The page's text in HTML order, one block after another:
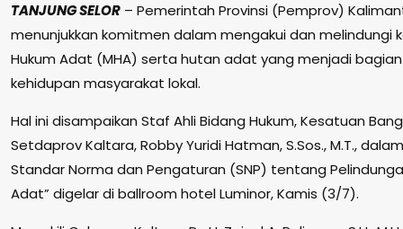
TANJUNG SELOR – Pemerintah Provinsi (Pemprov)
menunjukkan komitmen dalam mengakui dan melindungi
Hukum Adat (MHA) serta hutan adat yang menjadi
kehidupan masyarakat lokal.
Hal ini disampaikan Staf Ahli Bidang Hukum, Kesatuan
Setdaprov Kaltara, Robby Yuridi Hatman, S.Sos., M.T.,
Standar Norma dan Pengaturan (SNP) tentang
Adat” digelar di ballroom hotel Luminor, Kamis (3/7).